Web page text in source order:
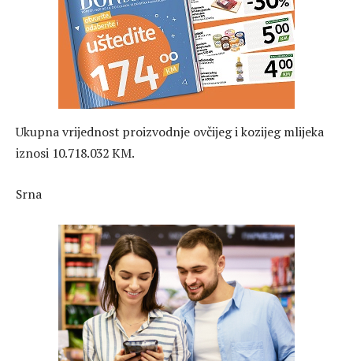
Ukupna vrijednost proizvodnje ovčijeg i kozijeg mlijeka
iznosi 10.718.032 KM.
Srna